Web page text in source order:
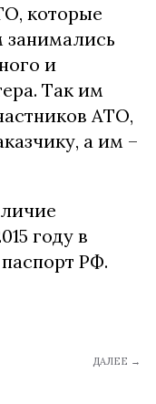
которые
и
Так им
АТО,
а им –
году в
РФ.
ДАЛЕЕ →